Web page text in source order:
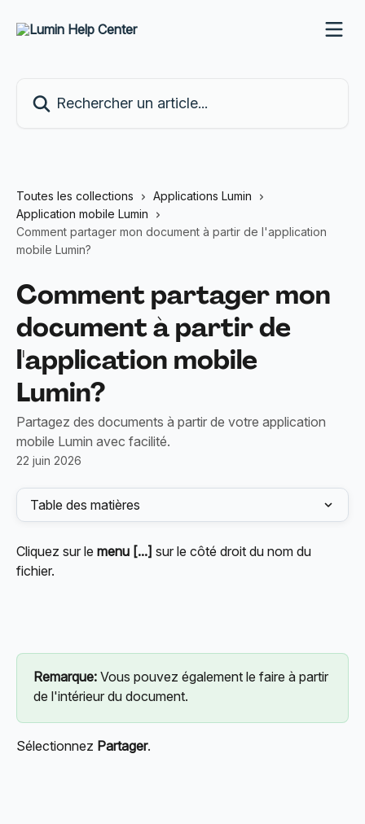
Toutes les collections
Applications Lumin
Application mobile Lumin
Comment partager mon document à partir de l'application
mobile Lumin?
Comment partager mon
document à partir de
l'application mobile
Lumin?
Partagez des documents à partir de votre application
mobile Lumin avec facilité.
22 juin 2026
Table des matières
Cliquez sur le menu [...] sur le côté droit du nom du
fichier.
Remarque: Vous pouvez également le faire à partir
de l'intérieur du document.
Sélectionnez Partager.